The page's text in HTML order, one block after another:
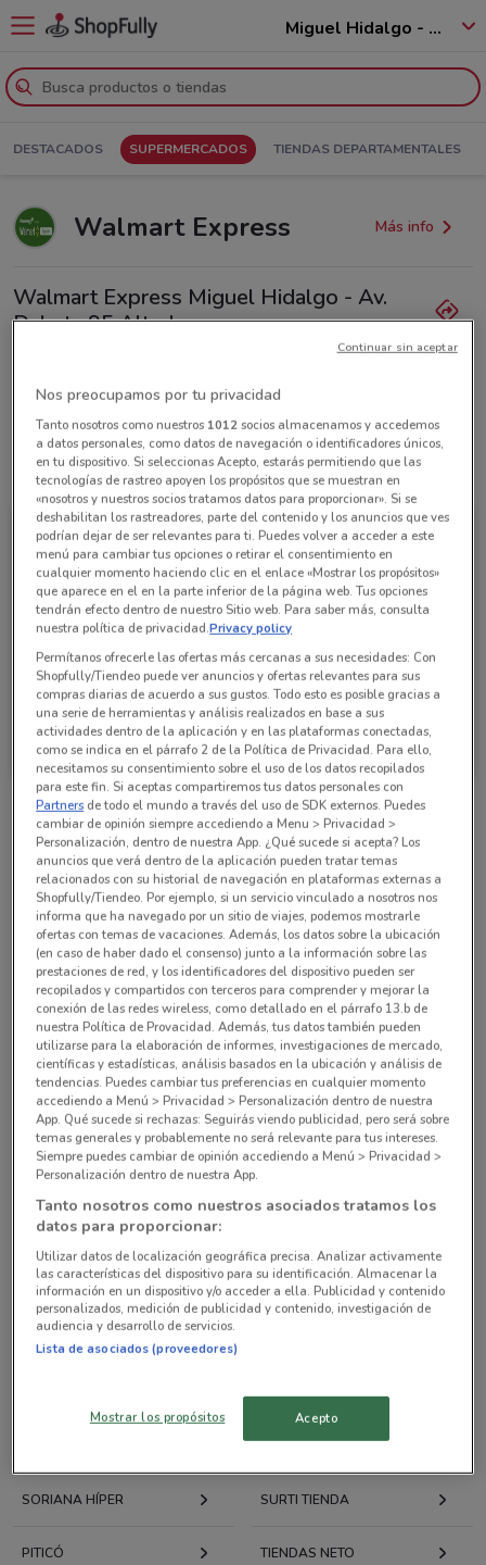
Miguel Hidalgo - 11250
DESTACADOS SUPERMERCADOS TIENDAS DEPARTAMENTALES
Walmart Express Más info
Walmart Express Miguel Hidalgo - Av.
Dakota 95 Altadena
Jueves No disponible
Viernes No disponible
Sábado No disponible
Domingo No disponible
Todas las ofertas de esta tienda
Walmart Express
Caduca el 31/12
Sucursales Walmart Express alrededor
Georgia 53 Miguel Hidalgo
1.1 km
Blvd. Xola, 407 Miguel Hidalgo
1.5 km
DIRECCION, DEL VALLE Ciudad De México
1.6 km
Maximino Ávila Camacho, 32 Miguel Hidalgo
1.6 km
A.v Michoacan, 38 Cuauhtémoc (cdmx)
1.8 km
Todas las tiendas Walmart Express
Tiendas cercanas con ofertas vigentes
CHEDRAUI
SORIANA HÍPER SURTI TIENDA
PITICÓ TIENDAS NETO
Nos preocupamos por tu privacidad
Tanto nosotros como nuestros 1012socios almacenamos y accedemos
a datos personales, como datos de navegación o identificadores únicos,
en tu dispositivo. Si seleccionas Acepto, estarás permitiendo que las
tecnologías de rastreo apoyen los propósitos que se muestran en
«nosotros y nuestros socios tratamos datos para proporcionar». Si se
deshabilitan los rastreadores, parte del contenido y los anuncios que ves
podrían dejar de ser relevantes para ti. Puedes volver a acceder a este
menú para cambiar tus opciones o retirar el consentimiento en
cualquier momento haciendo clic en el enlace «Mostrar los propósitos»
que aparece en el en la parte inferior de la página web. Tus opciones
tendrán efecto dentro de nuestro Sitio web. Para saber más, consulta
nuestra política de privacidad.Privacy policy
Permítanos ofrecerle las ofertas más cercanas a sus necesidades: Con
Shopfully/Tiendeo puede ver anuncios y ofertas relevantes para sus
compras diarias de acuerdo a sus gustos. Todo esto es posible gracias a
una serie de herramientas y análisis realizados en base a sus
actividades dentro de la aplicación y en las plataformas conectadas,
como se indica en el párrafo 2 de la Política de Privacidad. Para ello,
necesitamos su consentimiento sobre el uso de los datos recopilados
para este fin. Si aceptas compartiremos tus datos personales con
Partners de todo el mundo a través del uso de SDK externos. Puedes
cambiar de opinión siempre accediendo a Menu > Privacidad >
Personalización, dentro de nuestra App. ¿Qué sucede si acepta? Los
anuncios que verá dentro de la aplicación pueden tratar temas
relacionados con su historial de navegación en plataformas externas a
Shopfully/Tiendeo. Por ejemplo, si un servicio vinculado a nosotros nos
informa que ha navegado por un sitio de viajes, podemos mostrarle
ofertas con temas de vacaciones. Además, los datos sobre la ubicación
(en caso de haber dado el consenso) junto a la información sobre las
prestaciones de red, y los identificadores del dispositivo pueden ser
recopilados y compartidos con terceros para comprender y mejorar la
conexión de las redes wireless, como detallado en el párrafo 13.b de
nuestra Política de Provacidad. Además, tus datos también pueden
utilizarse para la elaboración de informes, investigaciones de mercado,
científicas y estadísticas, análisis basados en la ubicación y análisis de
tendencias. Puedes cambiar tus preferencias en cualquier momento
accediendo a Menú > Privacidad > Personalización dentro de nuestra
App. Qué sucede si rechazas: Seguirás viendo publicidad, pero será sobre
temas generales y probablemente no será relevante para tus intereses.
Siempre puedes cambiar de opinión accediendo a Menú > Privacidad >
Personalización dentro de nuestra App.
Tanto nosotros como nuestros asociados tratamos los
datos para proporcionar:
Utilizar datos de localización geográfica precisa. Analizar activamente
las características del dispositivo para su identificación. Almacenar la
información en un dispositivo y/o acceder a ella. Publicidad y contenido
personalizados, medición de publicidad y contenido, investigación de
audiencia y desarrollo de servicios.
Lista de asociados (proveedores)
Mostrar los propósitos Acepto
Continuar sin aceptar